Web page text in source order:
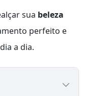
sua beleza
perfeito e
a dia.